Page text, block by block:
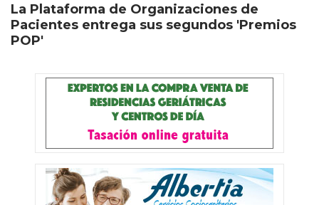
La Plataforma de Organizaciones de
Pacientes entrega sus segundos 'Premios
POP'